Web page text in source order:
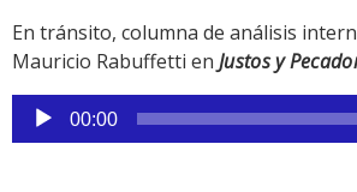
En tránsito, columna de análisis
Mauricio Rabuffetti en Justos y
Reproductor
de
00:00